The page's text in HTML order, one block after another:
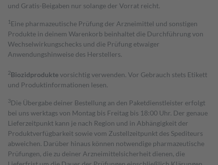
und Gratis-Beigaben nur solange der Vorrat reicht.
1 Eine pharmazeutische Prüfung der Arzneimittel und sonstigen
Produkte in deinem Warenkorb beinhaltet die Durchführung von
Wechselwirkungschecks und die Prüfung etwaiger
Anwendungshinweise des Herstellers.
2Biozidproduktevorsichtig verwenden. Vor Gebrauch stets Etikett
und Produktinformationen lesen.
3Die Übergabe deiner Bestellung an den Paketdienstleister erfolgt
bei uns werktags von Montag bis Freitag bis 18:00 Uhr. Der genaue
Lieferzeitpunkt kann je nach Region und in Abhängigkeit der
Produktverfügbarkeit sowie vom Zustellzeitpunkt des Spediteurs
abweichen. Darüber hinaus können notwendige pharmazeutische
Prüfungen, die zu deiner Arzneimittelsicherheit dienen, die